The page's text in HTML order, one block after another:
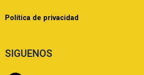
Política de privacidad
SIGUENOS